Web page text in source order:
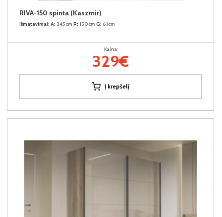
RIVA-150 spinta (Kaszmir)
Išmatavimai: A: 245cm P: 150cm G: 61cm
Kaina:
329€
Į krepšelį